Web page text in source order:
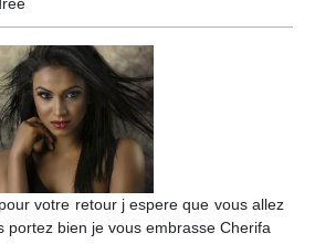
votre retour j espere que vous allez
portez bien je vous embrasse Cherifa